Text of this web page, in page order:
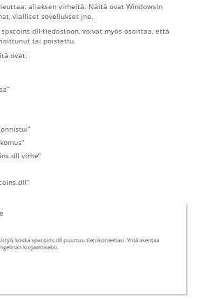
aliaksen virheitä. Näitä ovat Windowsin
vialliset sovellukset jne.
tiedostoon, voivat myös osoittaa, että
tai poistettu.
ovat:
virhe”
koska spxcoins.dll puuttuu tietokoneeltasi. Yritä asentaa
korjaamiseksi.